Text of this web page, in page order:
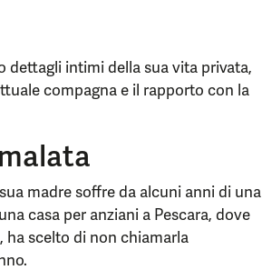
dettagli intimi della sua vita privata,
compagna e il rapporto con la
madre soffre da alcuni anni di una
casa per anziani a Pescara, dove
ha scelto di non chiamarla